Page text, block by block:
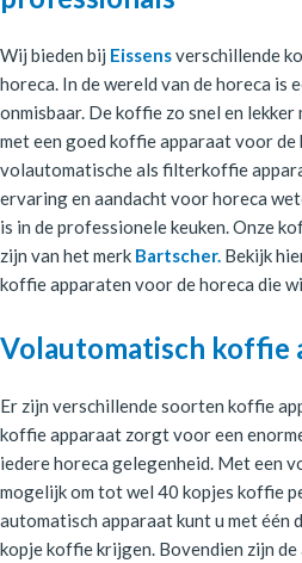
Wij bieden bij Eissensverschillende
horeca. In de wereld van de horeca is
onmisbaar. De koffie zo snel en
met een goed koffie apparaat voor de
volautomatische als filterkoffie
ervaring en aandacht voor horeca
is in de professionele keuken. Onze
zijn van het merk Bartscher. Bekijk
koffie apparaten voor de horeca die
Volautomatisch koffie
Er zijn verschillende soorten koffie
koffie apparaat zorgt voor een
iedere horeca gelegenheid. Met een
mogelijk om tot wel 40 kopjes koffie
automatisch apparaat kunt u met één
kopje koffie krijgen. Bovendien zijn